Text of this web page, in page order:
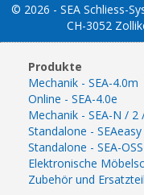
© 2026 - SEA Schliess-
CH-3052
Produkte
Mechanik - SEA-4.0m
Online - SEA-4.0e
Mechanik - SEA-N / 2
Standalone - SEAeasy
Standalone - SEA-OSS
Elektronische
Zubehör und